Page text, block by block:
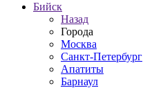
Бийск
Назад
Города
Москва
Санкт-Петербург
Апатиты
Барнаул